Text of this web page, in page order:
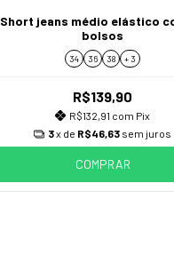
Short jeans médio elástico
bolsos
34 36 38 + 3
R$139,90
R$132,91 com Pix
3x de R$46,63 sem juros
COMPRAR